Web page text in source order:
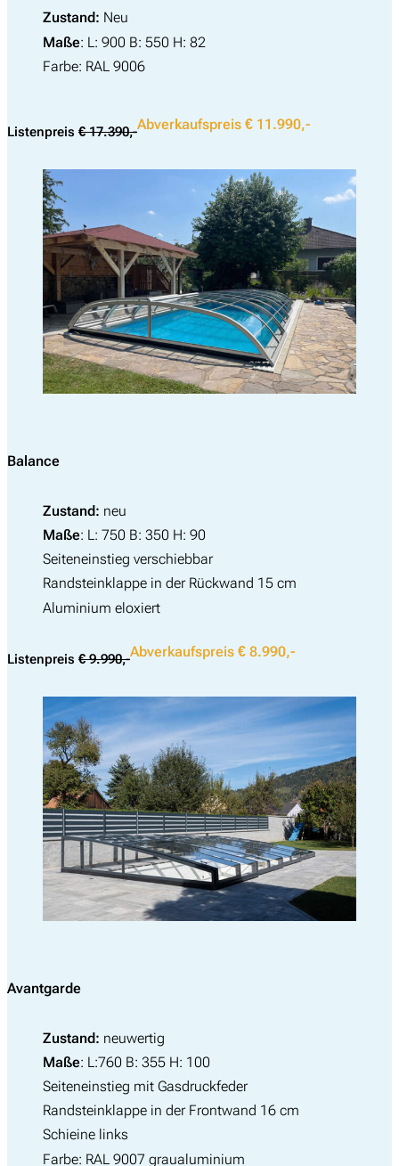
Zustand: Neu
Maße: L: 900 B: 550 H: 82
Farbe: RAL 9006
Listenpreis € 17.390,-Abverkaufspreis € 11.990,-
Balance
Zustand: neu
Maße: L: 750 B: 350 H: 90
Seiteneinstieg verschiebbar
Randsteinklappe in der Rückwand 15 cm
Aluminium eloxiert
Listenpreis € 9.990,-Abverkaufspreis € 8.990,-
Avantgarde
Zustand: neuwertig
Maße: L:760 B: 355 H: 100
Seiteneinstieg mit Gasdruckfeder
Randsteinklappe in der Frontwand 16 cm
Schieine links
Farbe: RAL 9007 graualuminium
nach: